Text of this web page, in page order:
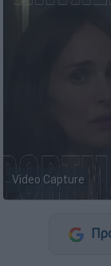
Video Capture